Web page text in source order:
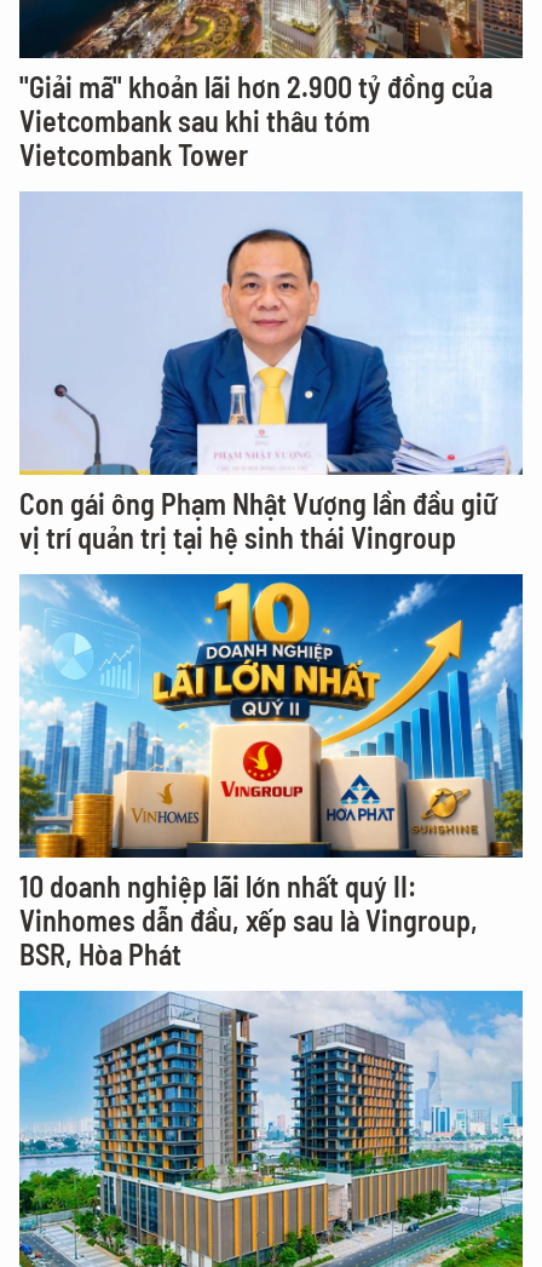
"Giải mã" khoản lãi hơn 2.900 tỷ đồng của
Vietcombank sau khi thâu tóm
Vietcombank Tower
Con gái ông Phạm Nhật Vượng lần đầu giữ
vị trí quản trị tại hệ sinh thái Vingroup
10 doanh nghiệp lãi lớn nhất quý II:
Vinhomes dẫn đầu, xếp sau là Vingroup,
BSR, Hòa Phát